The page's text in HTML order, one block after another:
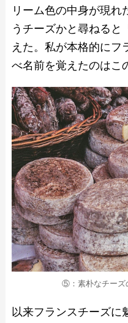
リーム色の中身が現れ
うチーズかと尋ねると
えた。私が本格的にフ
べ名前を覚えたのはこ
⑤：素朴なチーズ
以来フランスチーズに